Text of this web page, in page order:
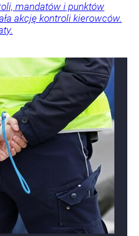
mandatów i punktów
akcję kontroli kierowców.